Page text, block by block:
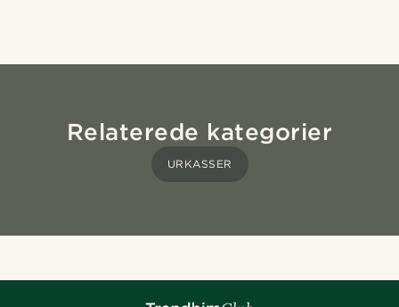
Relaterede kategorier
URKASSER